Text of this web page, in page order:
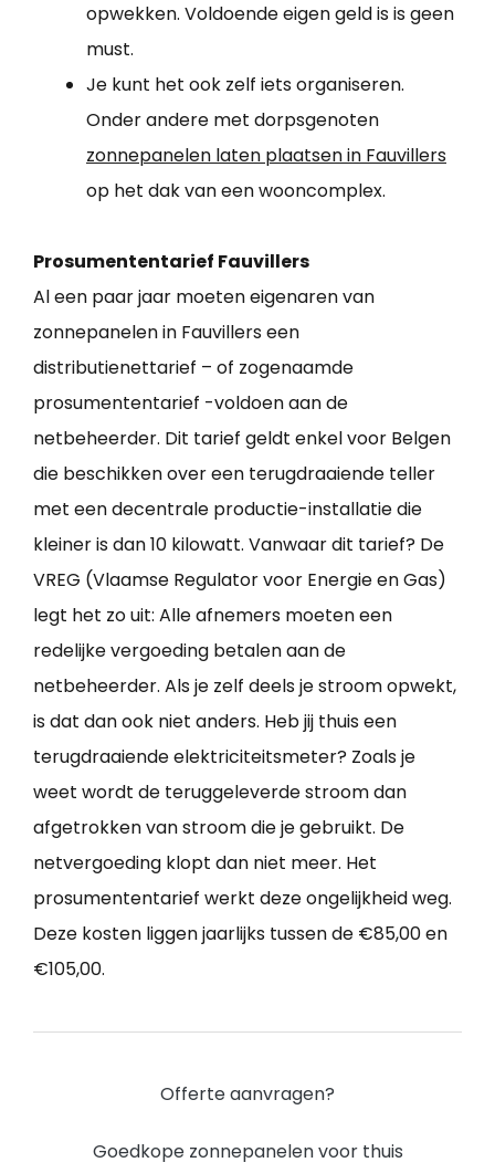
opwekken. Voldoende eigen geld is is geen
must.
Je kunt het ook zelf iets organiseren.
Onder andere met dorpsgenoten
zonnepanelen laten plaatsen in Fauvillers
op het dak van een wooncomplex.
Prosumententarief Fauvillers
Al een paar jaar moeten eigenaren van
zonnepanelen in Fauvillers een
distributienettarief – of zogenaamde
prosumententarief -voldoen aan de
netbeheerder. Dit tarief geldt enkel voor Belgen
die beschikken over een terugdraaiende teller
met een decentrale productie-installatie die
kleiner is dan 10 kilowatt. Vanwaar dit tarief? De
VREG (Vlaamse Regulator voor Energie en Gas)
legt het zo uit: Alle afnemers moeten een
redelijke vergoeding betalen aan de
netbeheerder. Als je zelf deels je stroom opwekt,
is dat dan ook niet anders. Heb jij thuis een
terugdraaiende elektriciteitsmeter? Zoals je
weet wordt de teruggeleverde stroom dan
afgetrokken van stroom die je gebruikt. De
netvergoeding klopt dan niet meer. Het
prosumententarief werkt deze ongelijkheid weg.
Deze kosten liggen jaarlijks tussen de €85,00 en
€105,00.
Offerte aanvragen?
Goedkope zonnepanelen voor thuis